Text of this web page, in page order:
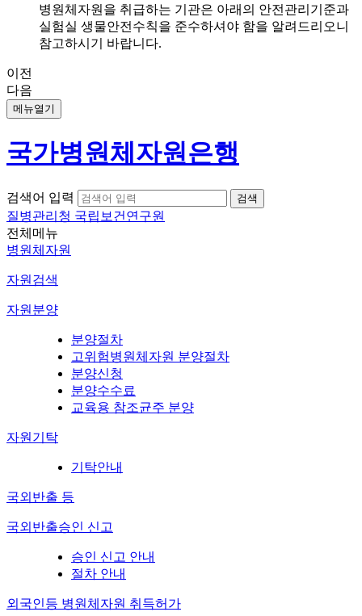
병원체자원을 취급하는 기관은 아래의 안전관리기준과
실험실 생물안전수칙을 준수하셔야 함을 알려드리오니
참고하시기 바랍니다.
이전
다음
메뉴열기
국가병원체자원은행
검색어 입력
질병관리청 국립보건연구원
전체메뉴
병원체자원
자원검색
자원분양
분양절차
고위험병원체자원 분양절차
분양신청
분양수수료
교육용 참조균주 분양
자원기탁
기탁안내
국외반출 등
국외반출승인 신고
승인 신고 안내
절차 안내
외국인등 병원체자원 취득허가